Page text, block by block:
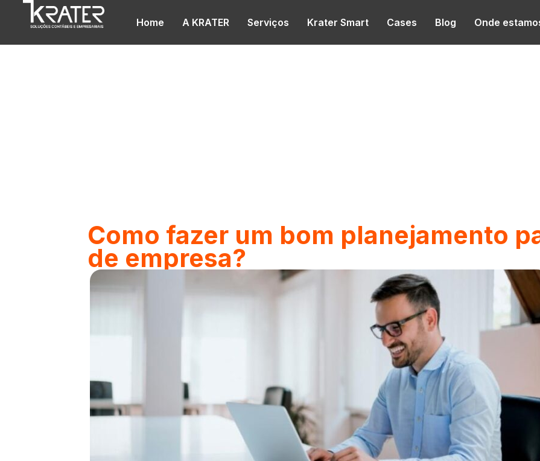
Home A KRATER Serviços Krater Smart Cases Blog Onde
Como fazer um bom planejamento
de empresa?